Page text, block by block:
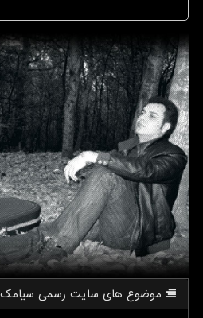
موضوع های سایت رسمی سیامك